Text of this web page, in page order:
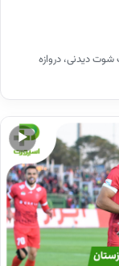
یک شوت دیدنی، دروازه
▶